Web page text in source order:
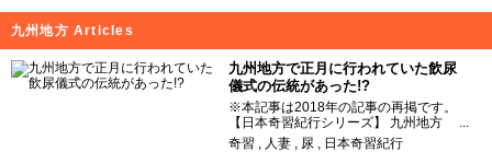
九州地方 Articles
九州地方で正月に行われていた飲尿
儀式の伝統があった!?
※本記事は2018年の記事の再掲です。
【日本奇習紀行シリーズ】 九州地方 ...
奇習
人妻 尿
日本奇習紀行